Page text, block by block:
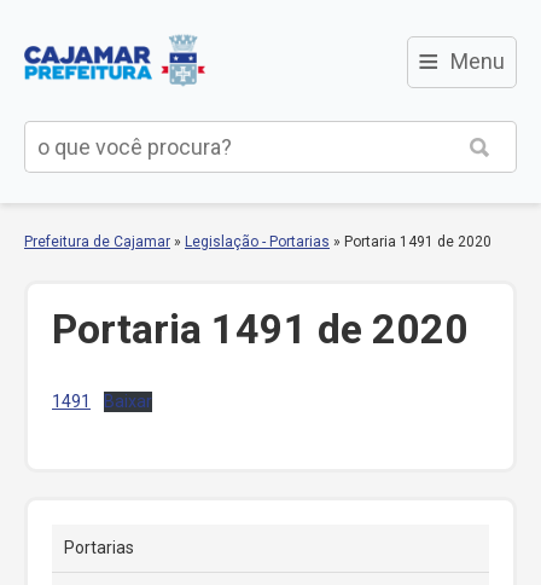
≡ Menu
Prefeitura de Cajamar » Legislação - Portarias » Portaria 1491 de 2020
Portaria 1491 de 2020
1491 Baixar
Portarias